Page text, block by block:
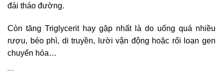
đái tháo đường.
Còn tăng Triglycerit hay gặp nhất là do uống quá nhiều
rượu, béo phì, di truyền, lười vận động hoặc rối loạn gen
chuyển hóa…